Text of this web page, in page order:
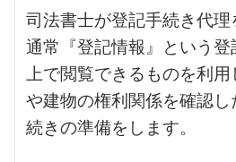
司法書士が登記手続き代理
通常『登記情報』という
上で閲覧できるものを利
や建物の権利関係を確認
続きの準備をします。